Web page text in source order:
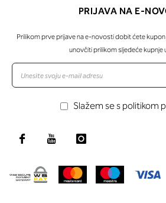
PRIJAVA NA E-
Prilikom prve prijave na e-novosti dobit ćete
unovčiti prilikom sljedeće kupnje
Slažem se s politikom